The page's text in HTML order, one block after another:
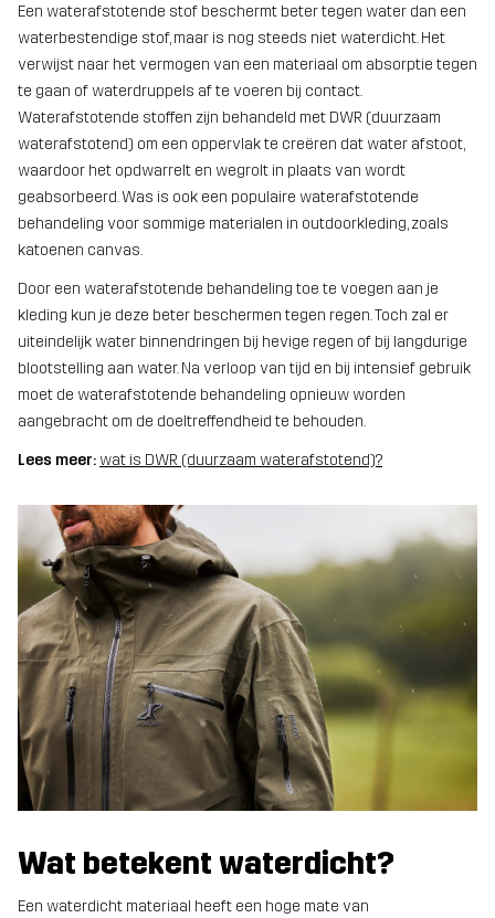
Een waterafstotende stof beschermt beter tegen water dan een
waterbestendige stof, maar is nog steeds niet waterdicht. Het
verwijst naar het vermogen van een materiaal om absorptie tegen
te gaan of waterdruppels af te voeren bij contact.
Waterafstotende stoffen zijn behandeld met DWR (duurzaam
waterafstotend) om een oppervlak te creëren dat water afstoot,
waardoor het opdwarrelt en wegrolt in plaats van wordt
geabsorbeerd. Was is ook een populaire waterafstotende
behandeling voor sommige materialen in outdoorkleding, zoals
katoenen canvas.
Door een waterafstotende behandeling toe te voegen aan je
kleding kun je deze beter beschermen tegen regen. Toch zal er
uiteindelijk water binnendringen bij hevige regen of bij langdurige
blootstelling aan water. Na verloop van tijd en bij intensief gebruik
moet de waterafstotende behandeling opnieuw worden
aangebracht om de doeltreffendheid te behouden.
Lees meer: wat is DWR (duurzaam waterafstotend)?
Wat betekent waterdicht?
Een waterdicht materiaal heeft een hoge mate van